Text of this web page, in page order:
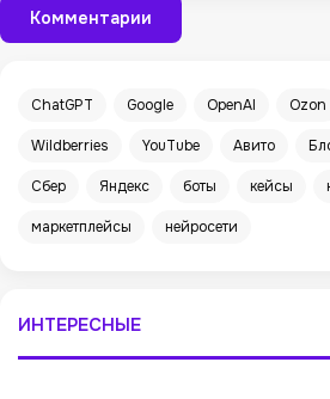
Комментарии
ChatGPT Google OpenAI Ozon
Wildberries YouTube Авито
Сбер Яндекс боты кейсы
маркетплейсы нейросети
ИНТЕРЕСНЫЕ